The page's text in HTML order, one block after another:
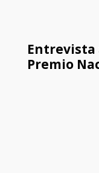
Entrevista
Premio